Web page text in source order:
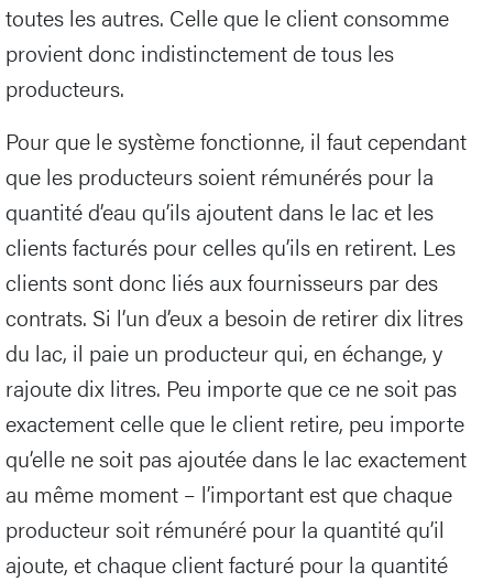
toutes les autres. Celle que le client consomme
provient donc indistinctement de tous les
producteurs.
Pour que le système fonctionne, il faut cependant
que les producteurs soient rémunérés pour la
quantité d’eau qu’ils ajoutent dans le lac et les
clients facturés pour celles qu’ils en retirent. Les
clients sont donc liés aux fournisseurs par des
contrats. Si l’un d’eux a besoin de retirer dix litres
du lac, il paie un producteur qui, en échange, y
rajoute dix litres. Peu importe que ce ne soit pas
exactement celle que le client retire, peu importe
qu’elle ne soit pas ajoutée dans le lac exactement
au même moment – l’important est que chaque
producteur soit rémunéré pour la quantité qu’il
ajoute, et chaque client facturé pour la quantité